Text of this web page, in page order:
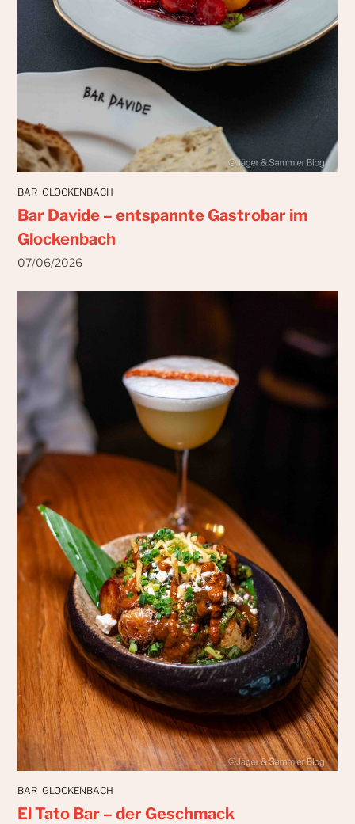
BAR GLOCKENBACH
Bar Davide – entspannte Gastrobar im
Glockenbach
07/06/2026
BAR GLOCKENBACH
El Tato Bar – der Geschmack